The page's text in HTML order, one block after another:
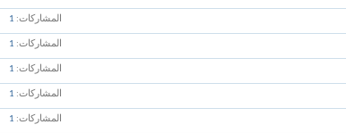
المشاركات 1
المشاركات 1
المشاركات 1
المشاركات 1
المشاركات 1